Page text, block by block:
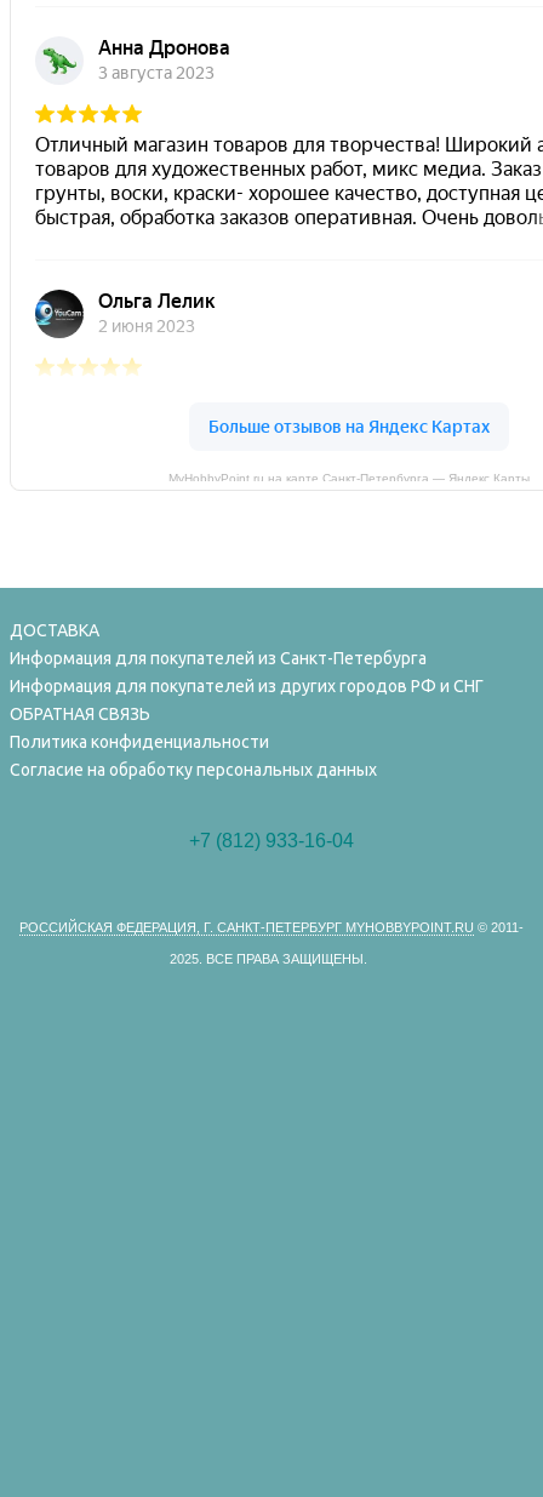
MyHobbyPoint.ru на карте Санкт‑Петербурга — Яндекс Карты
ДОСТАВКА
Информация для покупателей из Санкт-Петербурга
Информация для покупателей из других городов РФ и СНГ
ОБРАТНАЯ СВЯЗЬ
Политика конфиденциальности
Согласие на обработку персональных данных
+7 (812) 933-16-04
РОССИЙСКАЯ ФЕДЕРАЦИЯ, Г. САНКТ-ПЕТЕРБУРГ MYHOBBYPOINT.RU © 2011-
2025. ВСЕ ПРАВА ЗАЩИЩЕНЫ.